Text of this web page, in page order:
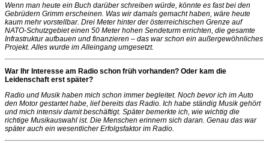
Wenn man heute ein Buch darüber schreiben würde, könnte es fast bei den
Gebrüdern Grimm erscheinen. Was wir damals gemacht haben, wäre heute
kaum mehr vorstellbar. Drei Meter hinter der österreichischen Grenze auf
NATO-Schutzgebiet einen 50 Meter hohen Sendeturm errichten, die gesamte
Infrastruktur aufbauen und finanzieren – das war schon ein außergewöhnliches
Projekt. Alles wurde im Alleingang umgesetzt.
War Ihr Interesse am Radio schon früh vorhanden? Oder kam die
Leidenschaft erst später?
Radio und Musik haben mich schon immer begleitet. Noch bevor ich im Auto
den Motor gestartet habe, lief bereits das Radio. Ich habe ständig Musik gehört
und mich intensiv damit beschäftigt. Später bemerkte ich, wie wichtig die
richtige Musikauswahl ist. Die Menschen erinnern sich daran. Genau das war
später auch ein wesentlicher Erfolgsfaktor im Radio.